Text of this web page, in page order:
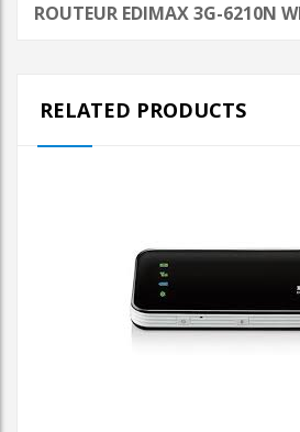
ROUTEUR EDIMAX 3G-6210N
RELATED PRODUCTS
AJOUTER AU PANIER
ROUTEUR